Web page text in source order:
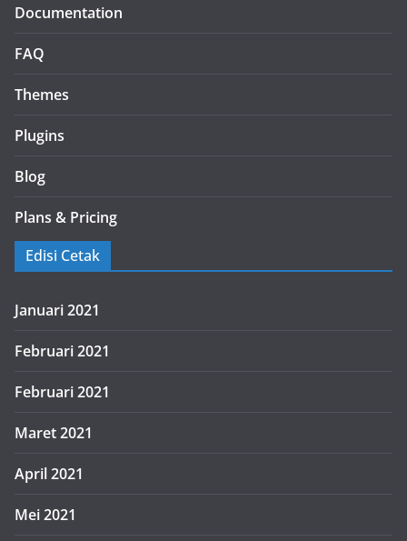
Documentation
FAQ
Themes
Plugins
Blog
Plans & Pricing
Edisi Cetak
Januari 2021
Februari 2021
Februari 2021
Maret 2021
April 2021
Mei 2021